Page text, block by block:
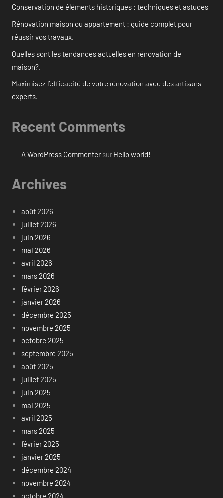
Conservation de éléments historiques : techniques et astuces
Rénovation maison ou appartement : guide complet pour
réussir vos travaux.
Quelles sont les tendances actuelles en rénovation de
maison?.
Maximisez l’efficacité de votre rénovation avec des artisans
experts.
Recent Comments
A WordPress Commentersur Hello world!
Archives
août 2026
juillet 2026
juin 2026
mai 2026
avril 2026
mars 2026
février 2026
janvier 2026
décembre 2025
novembre 2025
octobre 2025
septembre 2025
août 2025
juillet 2025
juin 2025
mai 2025
avril 2025
mars 2025
février 2025
janvier 2025
décembre 2024
novembre 2024
octobre 2024